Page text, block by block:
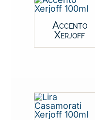
Accento
Xerjoff